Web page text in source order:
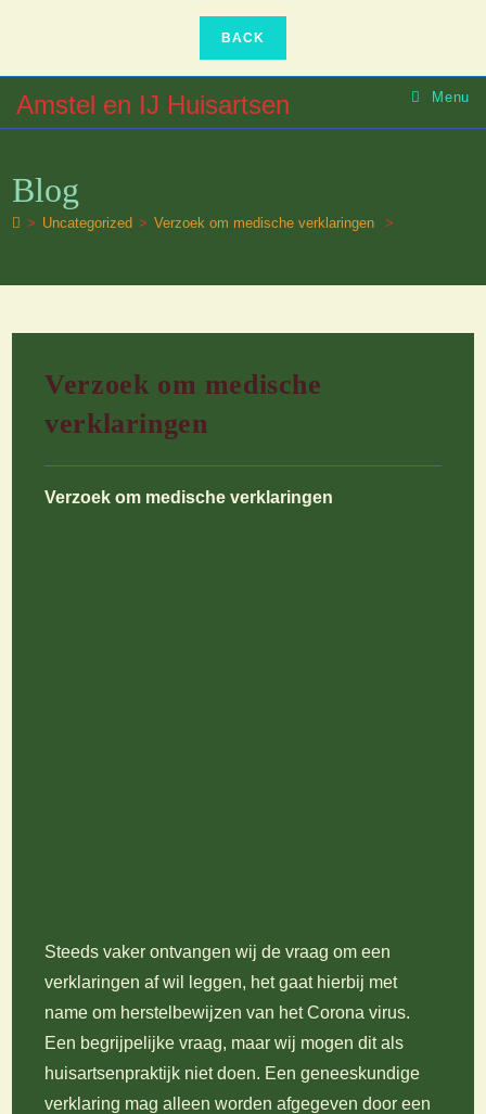
Amstel en IJ Huisartsen Menu
Blog
> Uncategorized > Verzoek om medische verklaringen >
Verzoek om medische
verklaringen
Verzoek om medische verklaringen
Steeds vaker ontvangen wij de vraag om een
verklaringen af wil leggen, het gaat hierbij met
name om herstelbewijzen van het Corona virus.
Een begrijpelijke vraag, maar wij mogen dit als
huisartsenpraktijk niet doen. Een geneeskundige
verklaring mag alleen worden afgegeven door een